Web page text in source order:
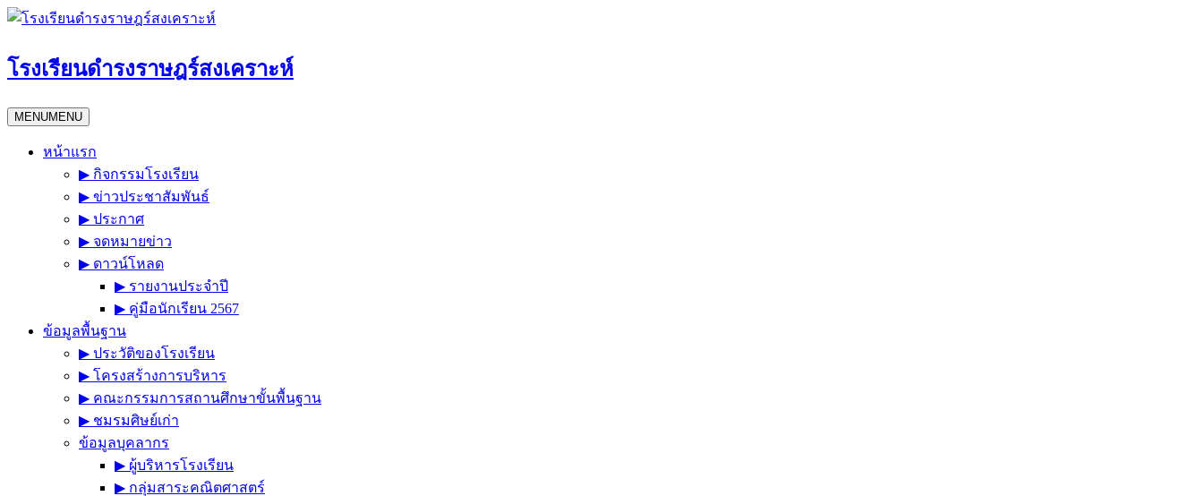
Skip
โรงเรียนดำรงราษฎร์สงเคราะห์
MENUMENU
หน้าแรก
▶︎ กิจกรรมโรงเรียน
▶︎ ข่าวประชาสัมพันธ์
▶︎ ประกาศ
▶︎ จดหมายข่าว
▶︎ ดาวน์โหลด
▶︎ รายงานประจำปี
▶︎ คู่มือนักเรียน 2567
ข้อมูลพื้นฐาน
▶︎ ประวัติของโรงเรียน
▶︎ โครงสร้างการบริหาร
▶︎ คณะกรรมการสถานศึกษาขั้นพื้นฐาน
▶︎ ชมรมศิษย์เก่า
ข้อมูลบุคลากร
▶︎ ผู้บริหารโรงเรียน
▶︎ กลุ่มสาระคณิตศาสตร์